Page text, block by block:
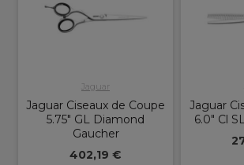
Jaguar
Jaguar Ciseaux de Coupe
5.75" GL Diamond
Gaucher
402,19 €
Jaguar
6.0" Cl